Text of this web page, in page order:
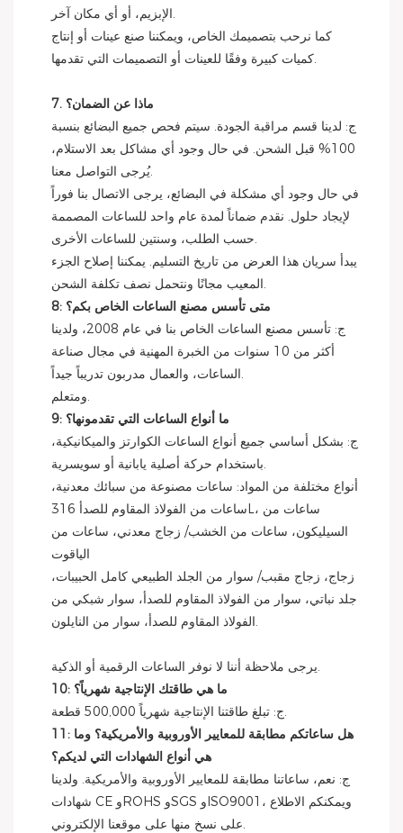
الإبزيم، أو أي مكان آخر.
كما نرحب بتصميمك الخاص، ويمكننا صنع عينات أو إنتاج
كميات كبيرة وفقًا للعينات أو التصميمات التي تقدمها.
7. ماذا عن الضمان؟
ج: لدينا قسم مراقبة الجودة. سيتم فحص جميع البضائع بنسبة
100% قبل الشحن. في حال وجود أي مشاكل بعد الاستلام،
يُرجى التواصل معنا.
في حال وجود أي مشكلة في البضائع، يرجى الاتصال بنا فوراً
لإيجاد حلول. نقدم ضماناً لمدة عام واحد للساعات المصممة
حسب الطلب، وسنتين للساعات الأخرى.
يبدأ سريان هذا العرض من تاريخ التسليم. يمكننا إصلاح الجزء
المعيب مجانًا ونتحمل نصف تكلفة الشحن.
8: متى تأسس مصنع الساعات الخاص بكم؟
ج: تأسس مصنع الساعات الخاص بنا في عام 2008، ولدينا
أكثر من 10 سنوات من الخبرة المهنية في مجال صناعة
الساعات، والعمال مدربون تدريباً جيداً.
ومتعلم.
9: ما أنواع الساعات التي تقدمونها؟
ج: بشكل أساسي جميع أنواع الساعات الكوارتز والميكانيكية،
باستخدام حركة أصلية يابانية أو سويسرية.
أنواع مختلفة من المواد: ساعات مصنوعة من سبائك معدنية،
ساعات من الفولاذ المقاوم للصدأ 316L، ساعات من
السيليكون، ساعات من الخشب/ زجاج معدني، ساعات من
الياقوت
زجاج، زجاج مقبب/ سوار من الجلد الطبيعي كامل الحبيبات،
جلد نباتي، سوار من الفولاذ المقاوم للصدأ، سوار شبكي من
الفولاذ المقاوم للصدأ، سوار من النايلون.
يرجى ملاحظة أننا لا نوفر الساعات الرقمية أو الذكية.
10: ما هي طاقتك الإنتاجية شهرياً؟
ج: تبلغ طاقتنا الإنتاجية شهرياً 500,000 قطعة.
11: هل ساعاتكم مطابقة للمعايير الأوروبية والأمريكية؟ وما
هي أنواع الشهادات التي لديكم؟
ج: نعم، ساعاتنا مطابقة للمعايير الأوروبية والأمريكية. ولدينا
شهادات CE وROHS وSGS وISO9001، ويمكنكم الاطلاع
على نسخ منها على موقعنا الإلكتروني.